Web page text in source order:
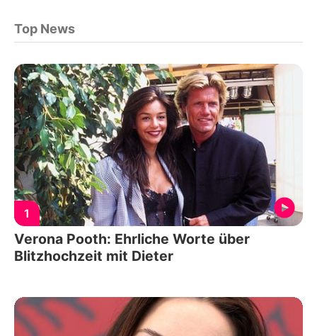
Top News
1
Verona Pooth: Ehrliche Worte über
Blitzhochzeit mit Dieter